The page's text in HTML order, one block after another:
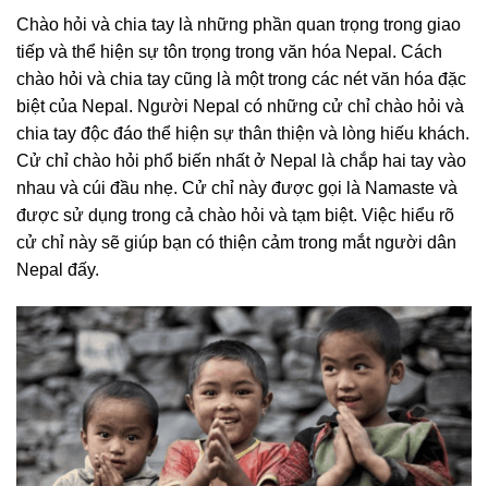
Chào hỏi và chia tay là những phần quan trọng trong giao
tiếp và thể hiện sự tôn trọng trong văn hóa Nepal. Cách
chào hỏi và chia tay cũng là một trong các nét văn hóa đặc
biệt của Nepal. Người Nepal có những cử chỉ chào hỏi và
chia tay độc đáo thể hiện sự thân thiện và lòng hiếu khách.
Cử chỉ chào hỏi phổ biến nhất ở Nepal là chắp hai tay vào
nhau và cúi đầu nhẹ. Cử chỉ này được gọi là Namaste và
được sử dụng trong cả chào hỏi và tạm biệt. Việc hiểu rõ
cử chỉ này sẽ giúp bạn có thiện cảm trong mắt người dân
Nepal đấy.